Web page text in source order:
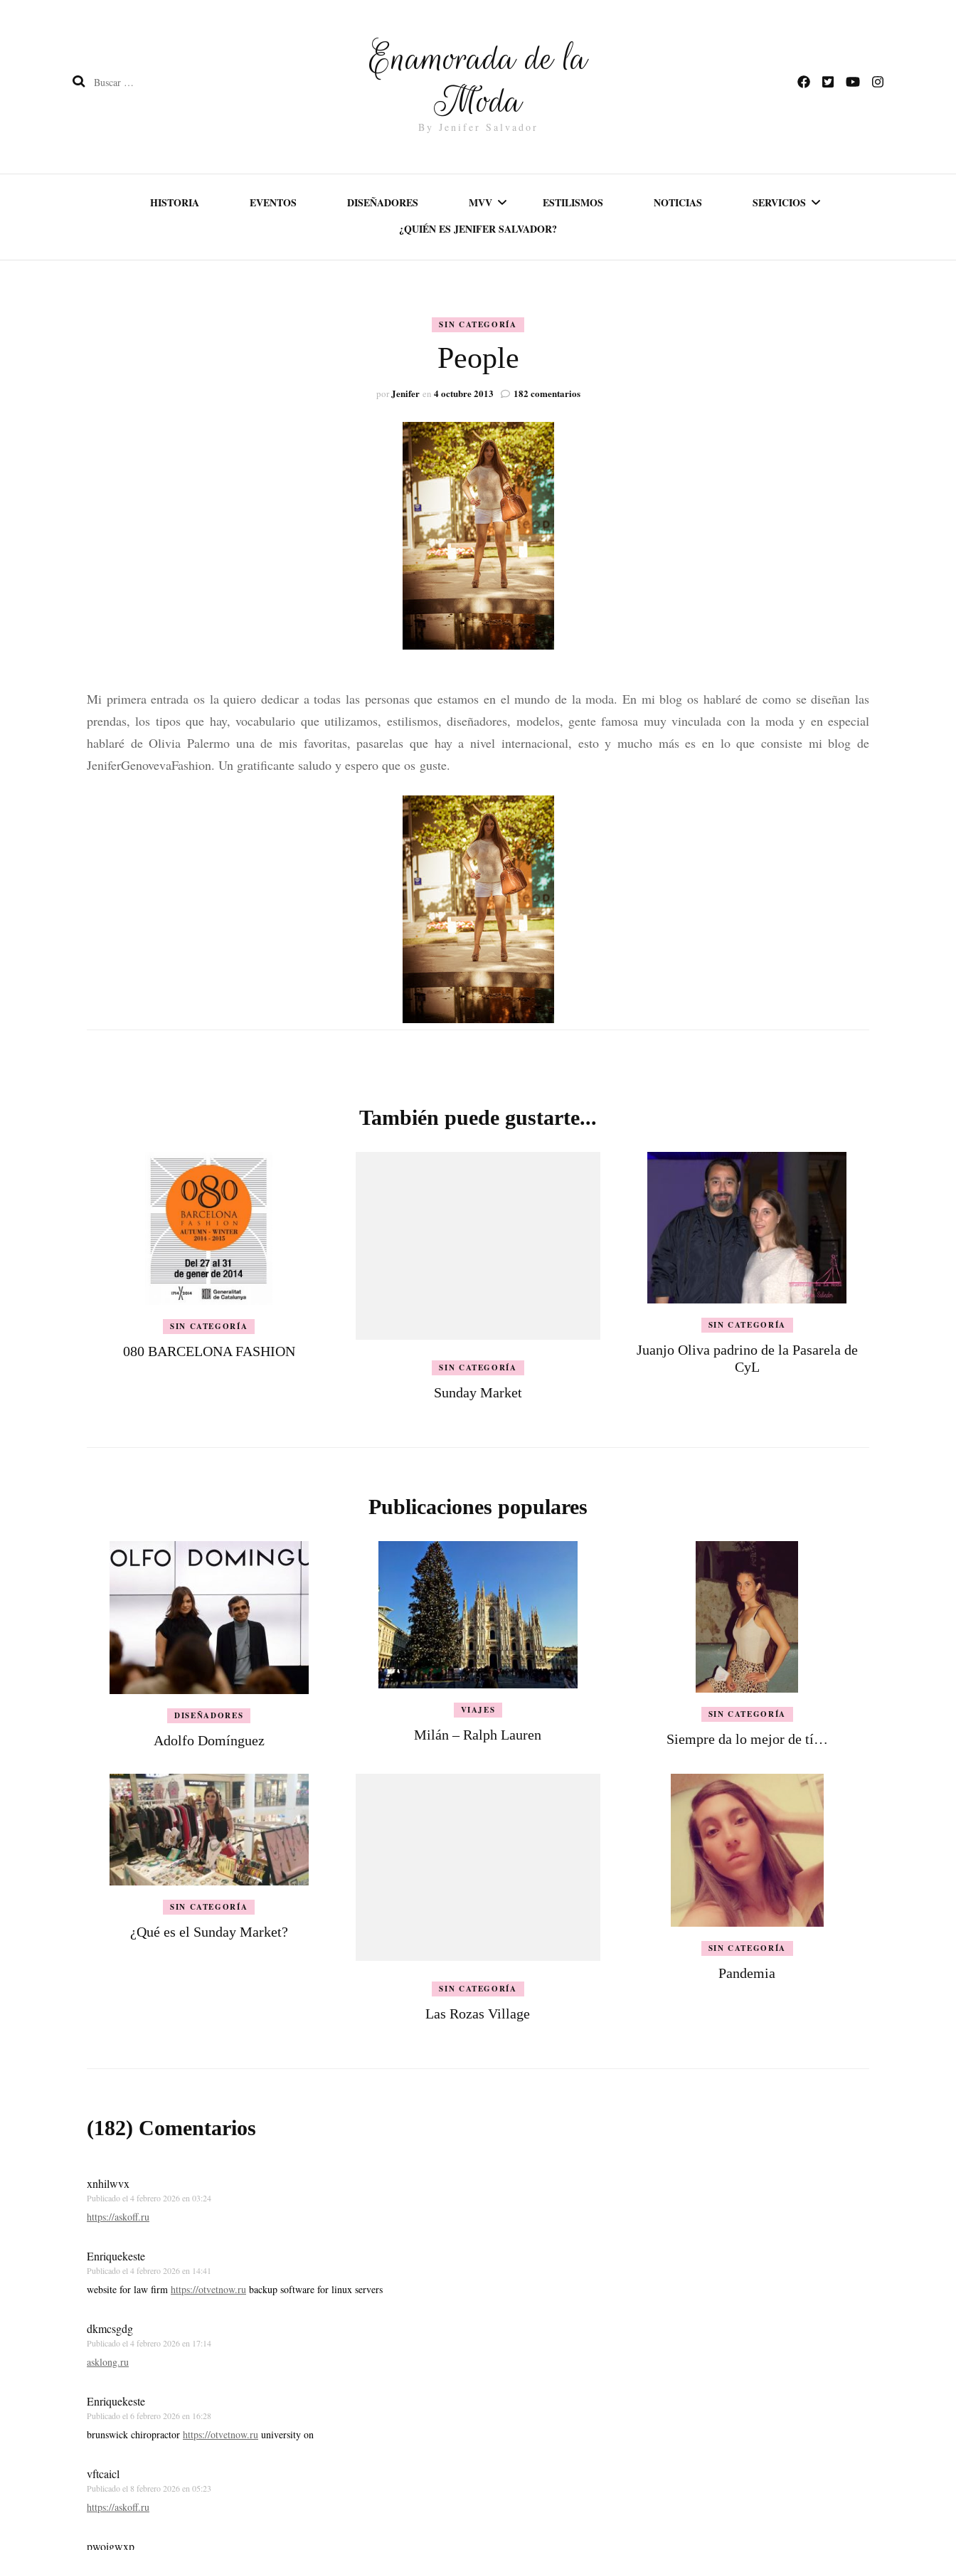
Buscar:
Enamorada de la
Moda
By Jenifer Salvador
HISTORIA EVENTOS DISEÑADORES MVV ESTILISMOS NOTICIAS SERVICIOS
¿QUIÉN ES JENIFER SALVADOR?
SIN CATEGORÍA
People
porJenifer en 4 octubre 2013 182 comentariosen
Mi primera entrada os la quiero dedicar a todas las personas que estamos en el mundo de la moda. En mi blog os hablaré de como se diseñan las
prendas, los tipos que hay, vocabulario que utilizamos, estilismos, diseñadores, modelos, gente famosa muy vinculada con la moda y en especial
hablaré de Olivia Palermo una de mis favoritas, pasarelas que hay a nivel internacional, esto y mucho más es en lo que consiste mi blog de
JeniferGenovevaFashion. Un gratificante saludo y espero que os guste.
También puede gustarte...
SIN CATEGORÍA
080 BARCELONA FASHION
SIN CATEGORÍA
Sunday Market
SIN CATEGORÍA
Juanjo Oliva padrino de la Pasarela de
CyL
Publicaciones populares
DISEÑADORES
Adolfo Domínguez
VIAJES
Milán – Ralph Lauren
SIN CATEGORÍA
Siempre da lo mejor de tí…
SIN CATEGORÍA
¿Qué es el Sunday Market?
SIN CATEGORÍA
Las Rozas Village
SIN CATEGORÍA
Pandemia
(182) Comentarios
xnhilwvx
Publicado el4 febrero 2026 en 03:24
https://askoff.ru
Enriquekeste
Publicado el4 febrero 2026 en 14:41
website for law firm https://otvetnow.ru backup software for linux servers
dkmcsgdg
Publicado el4 febrero 2026 en 17:14
asklong.ru
Enriquekeste
Publicado el6 febrero 2026 en 16:28
brunswick chiropractor https://otvetnow.ru university on
vftcaicl
Publicado el 8 febrero 2026 en 05:23
https://askoff.ru
pwoigwxp